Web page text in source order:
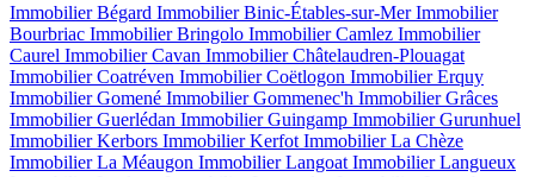
Immobilier Bégard Immobilier Binic-Étables-sur-MerImmobilier
Bourbriac Immobilier Bringolo Immobilier Camlez Immobilier
Caurel Immobilier Cavan Immobilier Châtelaudren-Plouagat
Immobilier Coatréven Immobilier Coëtlogon Immobilier Erquy
Immobilier Gomené Immobilier Gommenec'h Immobilier Grâces
Immobilier Guerlédan Immobilier Guingamp Immobilier Gurunhuel
Immobilier Kerbors Immobilier Kerfot Immobilier La Chèze
Immobilier La Méaugon Immobilier Langoat Immobilier Langueux